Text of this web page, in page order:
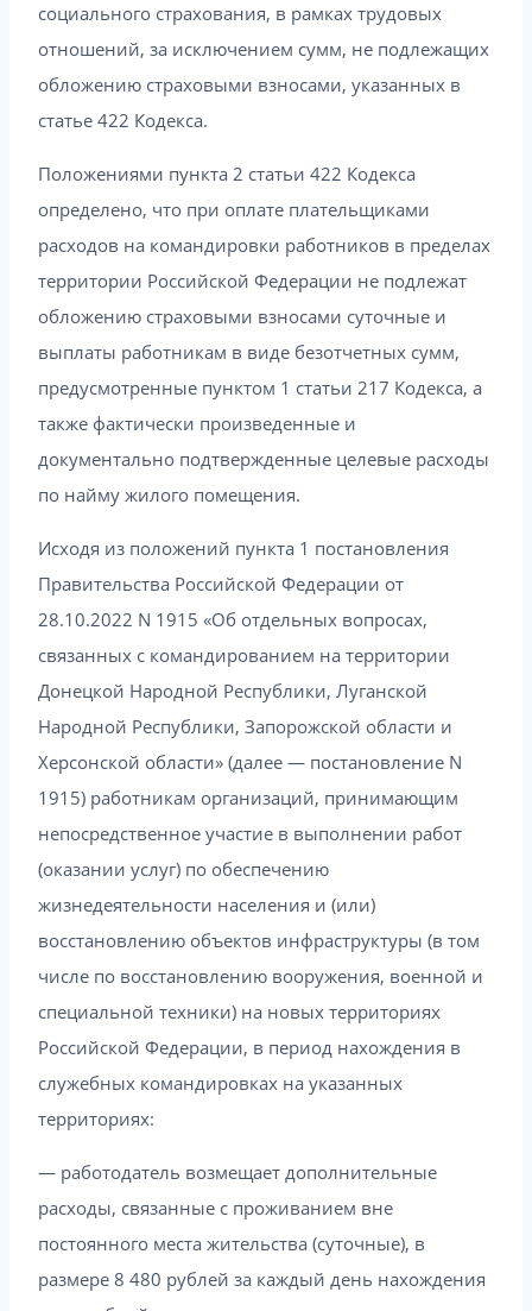
социального страхования, в рамках трудовых
отношений, за исключением сумм, не подлежащих
обложению страховыми взносами, указанных в
статье 422 Кодекса.
Положениями пункта 2 статьи 422 Кодекса
определено, что при оплате плательщиками
расходов на командировки работников в пределах
территории Российской Федерации не подлежат
обложению страховыми взносами суточные и
выплаты работникам в виде безотчетных сумм,
предусмотренные пунктом 1 статьи 217 Кодекса, а
также фактически произведенные и
документально подтвержденные целевые расходы
по найму жилого помещения.
Исходя из положений пункта 1 постановления
Правительства Российской Федерации от
28.10.2022 N 1915 «Об отдельных вопросах,
связанных с командированием на территории
Донецкой Народной Республики, Луганской
Народной Республики, Запорожской области и
Херсонской области» (далее — постановление N
1915) работникам организаций, принимающим
непосредственное участие в выполнении работ
(оказании услуг) по обеспечению
жизнедеятельности населения и (или)
восстановлению объектов инфраструктуры (в том
числе по восстановлению вооружения, военной и
специальной техники) на новых территориях
Российской Федерации, в период нахождения в
служебных командировках на указанных
территориях:
— работодатель возмещает дополнительные
расходы, связанные с проживанием вне
постоянного места жительства (суточные), в
размере 8 480 рублей за каждый день нахождения